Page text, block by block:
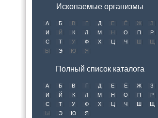
Ископаемые организмы
А Б В Г Д Е Ё Ж
З
И
Й К Л М Н О П
Р
С
Т У Ф Х Ц Ч Ш
Щ
Ы
Э Ю Я
Полный список каталога
А Б В Г Д Е Ё Ж
З
И
Й К Л М Н О П
Р
С
Т У Ф Х Ц Ч Ш
Щ
Ы
Э Ю Я